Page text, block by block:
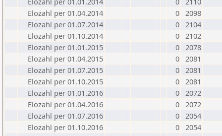
Elozahl per 01.04.2014
0 2098
Elozahl per 01.07.2014
0 2104
Elozahl per 01.10.2014
0 2102
Elozahl per 01.01.2015
0 2078
Elozahl per 01.04.2015
0 2081
Elozahl per 01.07.2015
0 2081
Elozahl per 01.10.2015
0 2081
Elozahl per 01.01.2016
0 2072
Elozahl per 01.04.2016
0 2072
Elozahl per 01.07.2016
0 2054
Elozahl per 01.10.2016
0 2054